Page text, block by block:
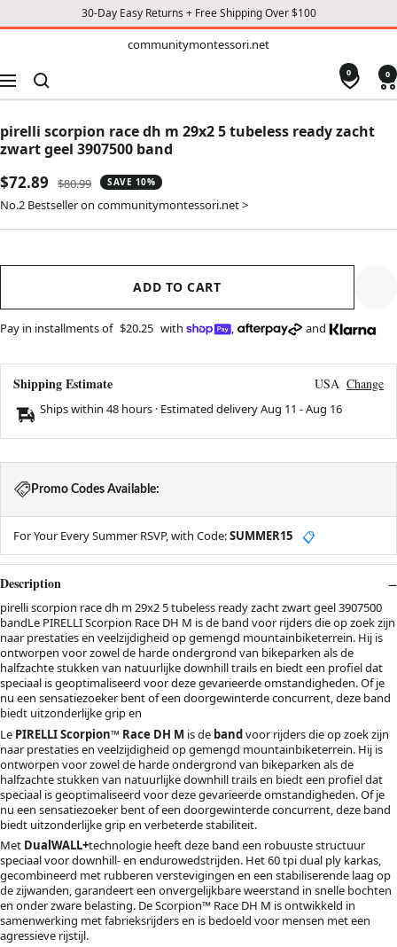
30-Day Easy Returns + Free Shipping Over $100
communitymontessori.net
Navigation
0 0
pirelli scorpion race dh m 29x2 5 tubeless ready zacht
zwart geel 3907500 band
Sale
price
$72.89
Regular
price
$80.99 SAVE 10%
No.2 Bestseller on communitymontessori.net >
ADD TO CART
Pay in installments of $20.25 with , and
Shipping Estimate USA Change
Ships within 48 hours · Estimated deliveryAug 11 -Aug 16
Promo Codes Available:
For Your Every Summer RSVP, with Code:SUMMER15 📋
Description
pirelli scorpion race dh m 29x2 5 tubeless ready zacht zwart geel 3907500
bandLe PIRELLI Scorpion Race DH M is de band voor rijders die op zoek zijn
naar prestaties en veelzijdigheid op gemengd mountainbiketerrein. Hij is
ontworpen voor zowel de harde ondergrond van bikeparken als de
halfzachte stukken van natuurlijke downhill trails en biedt een profiel dat
speciaal is geoptimaliseerd voor deze gevarieerde omstandigheden. Of je
nu een sensatiezoeker bent of een doorgewinterde concurrent, deze band
biedt uitzonderlijke grip en
Le PIRELLI Scorpion™ Race DH M is de bandvoor rijders die op zoek zijn
naar prestaties en veelzijdigheid op gemengd mountainbiketerrein. Hij is
ontworpen voor zowel de harde ondergrond van bikeparken als de
halfzachte stukken van natuurlijke downhill trails en biedt een profiel dat
speciaal is geoptimaliseerd voor deze gevarieerde omstandigheden. Of je
nu een sensatiezoeker bent of een doorgewinterde concurrent, deze band
biedt uitzonderlijke grip en verbeterde stabiliteit.
Met DualWALL+technologie heeft deze band een robuuste structuur
speciaal voor downhill- en endurowedstrijden. Het 60 tpi dual ply karkas,
gecombineerd met rubberen verstevigingen en een stabiliserende laag op
de zijwanden, garandeert een onvergelijkbare weerstand in snelle bochten
en onder zware belasting. De Scorpion™ Race DH M is ontwikkeld in
samenwerking met fabrieksrijders en is bedoeld voor mensen met een
agressieve rijstijl.